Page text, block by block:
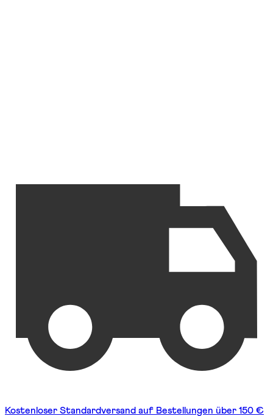
Kostenloser Standardversand auf Bestellungen über 150 €